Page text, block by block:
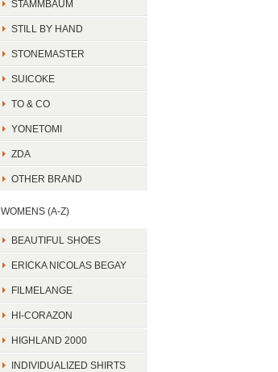
STAMMBAUM
STILL BY HAND
STONEMASTER
SUICOKE
TO & CO
YONETOMI
ZDA
OTHER BRAND
WOMENS (A-Z)
BEAUTIFUL SHOES
ERICKA NICOLAS BEGAY
FILMELANGE
HI-CORAZON
HIGHLAND 2000
INDIVIDUALIZED SHIRTS